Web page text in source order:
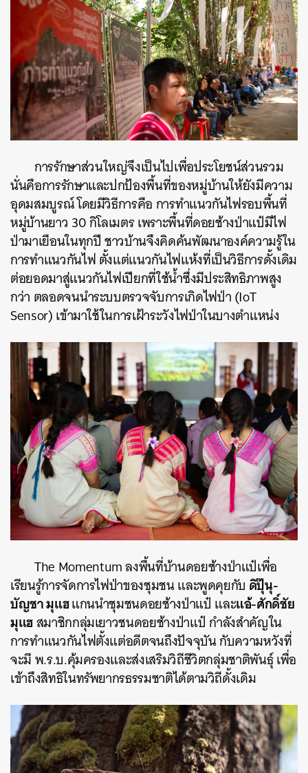
การรักษาส่วนใหญ่จึงเป็นไปเพื่อประโยชน์ส่วนรวม
นั่นคือการรักษาและปกป้องพื้นที่ของหมู่บ้านให้ยังมีความ
อุดมสมบูรณ์ โดยมีวิธีการคือ การทำแนวกันไฟรอบพื้นที่
หมู่บ้านยาว 30 กิโลเมตร เพราะพื้นที่ดอยช้างป่าแป๋มีไฟ
ป่ามาเยือนในทุกปี ชาวบ้านจึงคิดค้นพัฒนาองค์ความรู้ใน
การทำแนวกันไฟ ตั้งแต่แนวกันไฟแห้งที่เป็นวิธีการดั้งเดิม
ต่อยอดมาสู่แนวกันไฟเปียกที่ใช้น้ำซึ่งมีประสิทธิภาพสูง
กว่า ตลอดจนนำระบบตรวจจับการเกิดไฟป่า (IoT
Sensor)เข้ามาใช้ในการเฝ้าระวังไฟป่าในบางตำแหน่ง
The Momentum ลงพื้นที่บ้านดอยช้างป่าแป๋เพื่อ
เรียนรู้การจัดการไฟป่าของชุมชน และพูดคุยกับ ดิปุ๊นุ-
บัญชา มุแฮแกนนำชุมชนดอยช้างป่าแป๋ และแอ้-ศักดิ์ชัย
มุแฮสมาชิกกลุ่มเยาวชนดอยช้างป่าแป๋ กำลังสำคัญใน
การทำแนวกันไฟตั้งแต่อดีตจนถึงปัจจุบัน กับความหวังที่
จะมี พ.ร.บ.คุ้มครองและส่งเสริมวิถีชีวิตกลุ่มชาติพันธุ์ เพื่อ
เข้าถึงสิทธิในทรัพยากรธรรมชาติได้ตามวิถีดั้งเดิม